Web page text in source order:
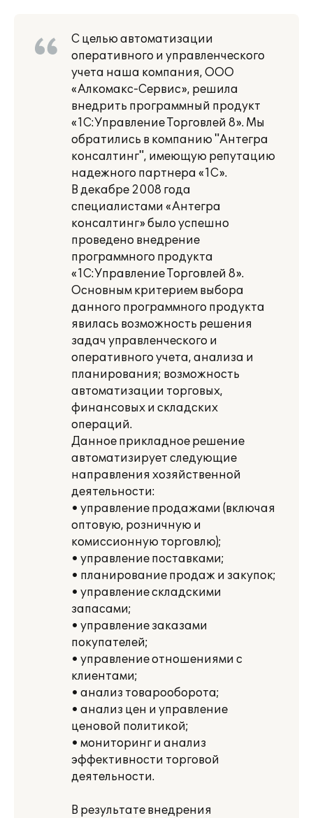
С целью автоматизации
оперативного и управленческого
учета наша компания, ООО
«Алкомакс-Сервис», решила
внедрить программный продукт
«1С:Управление Торговлей 8». Мы
обратились в компанию "Антегра
консалтинг", имеющую репутацию
надежного партнера «1С».
В декабре 2008 года
специалистами «Антегра
консалтинг» было успешно
проведено внедрение
программного продукта
«1С:Управление Торговлей 8».
Основным критерием выбора
данного программного продукта
явилась возможность решения
задач управленческого и
оперативного учета, анализа и
планирования; возможность
автоматизации торговых,
финансовых и складских
операций.
Данное прикладное решение
автоматизирует следующие
направления хозяйственной
деятельности:
• управление продажами (включая
оптовую, розничную и
комиссионную торговлю);
• управление поставками;
• планирование продаж и закупок;
• управление складскими
запасами;
• управление заказами
покупателей;
• управление отношениями с
клиентами;
• анализ товарооборота;
• анализ цен и управление
ценовой политикой;
• мониторинг и анализ
эффективности торговой
деятельности.
В результате внедрения